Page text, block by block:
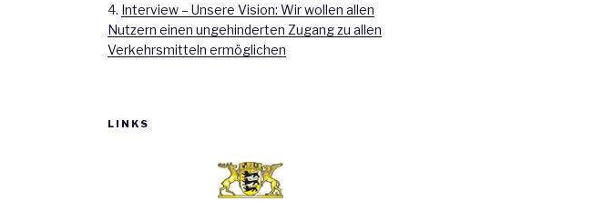
4. Interview – Unsere Vision: Wir wollen allen
Nutzern einen ungehinderten Zugang zu allen
Verkehrsmitteln ermöglichen
LINKS